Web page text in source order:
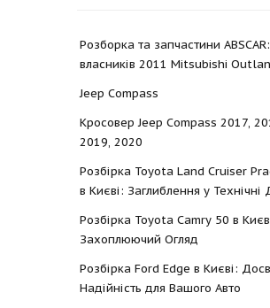
Розборка та запчастини
власників 2011 Mitsubishi
Jeep Compass
Кросовер Jeep Compass 2017,
2019, 2020
Розбірка Toyota Land Cruiser
в Києві: Заглиблення у Технічні
Розбірка Toyota Camry 50 в
Захоплюючий Огляд
Розбірка Ford Edge в Києві:
Надійність для Вашого Авто